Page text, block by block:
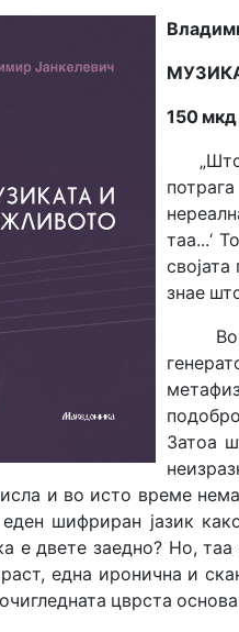
150 мкд
„Што
таа...‘
знае
Во
Затоа
и во исто време
шифриран јазик
е двете заедно? Но,
една иронична и
цврста